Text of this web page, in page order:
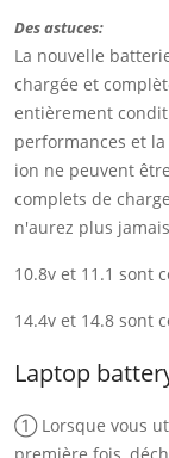
Des astuces:
La nouvelle
chargée et
entièrement
performances et
ion ne peuvent
complets de
n'aurez plus
10.8v et 11.1 sont
14.4v et 14.8 sont
Laptop
① Lorsque vous